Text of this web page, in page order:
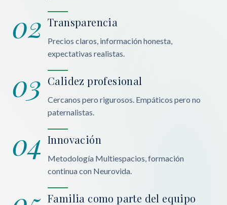
02 Transparencia
Precios claros, información honesta,
expectativas realistas.
03 Calidez profesional
Cercanos pero rigurosos. Empáticos pero no
paternalistas.
04 Innovación
Metodología Multiespacios, formación
continua con Neurovida.
Familia como parte del equipo